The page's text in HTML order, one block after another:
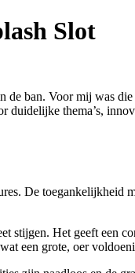
Slot
de ban. Voor mij was
thema’s,
De toegankelijkheid
stijgen. Het geeft een
een grote, oer